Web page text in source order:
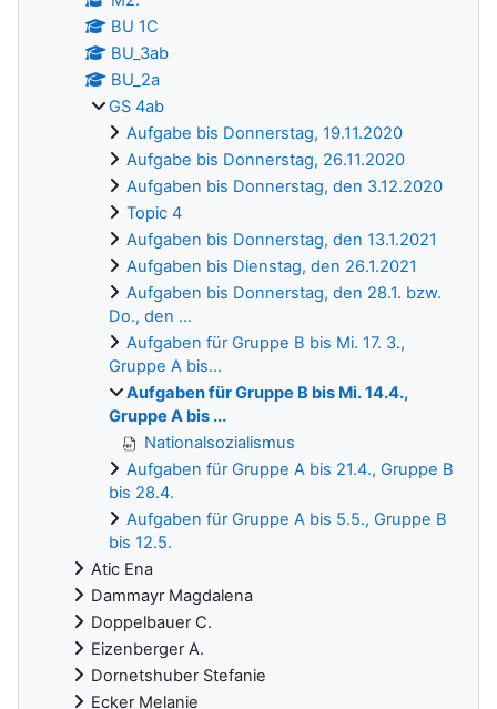
BU 1C
BU_3ab
BU_2a
GS 4ab
Aufgabe bis Donnerstag, 19.11.2020
Aufgabe bis Donnerstag, 26.11.2020
Aufgaben bis Donnerstag, den 3.12.2020
Topic 4
Aufgaben bis Donnerstag, den 13.1.2021
Aufgaben bis Dienstag, den 26.1.2021
Aufgaben bis Donnerstag, den 28.1. bzw.
Do., den ...
Aufgaben für Gruppe B bis Mi. 17. 3.,
Gruppe A bis...
Aufgaben für Gruppe B bis Mi. 14.4.,
Gruppe A bis ...
Nationalsozialismus
Aufgaben für Gruppe A bis 21.4., Gruppe B
bis 28.4.
Aufgaben für Gruppe A bis 5.5., Gruppe B
bis 12.5.
Atic Ena
Dammayr Magdalena
Doppelbauer C.
Eizenberger A.
Dornetshuber Stefanie
Ecker Melanie